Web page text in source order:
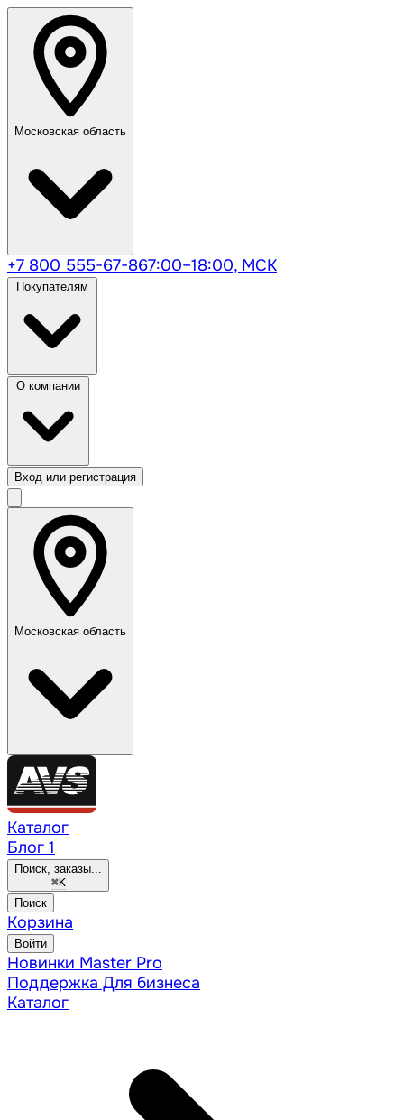
Московская область
+7 800 555-67-867:00–18:00, МСК
Вход или регистрация
Московская область
Каталог
Блог 1
Поиск, заказы...
⌘K
Поиск
Корзина
Войти
Новинки Master Pro
Поддержка Для бизнеса
Каталог